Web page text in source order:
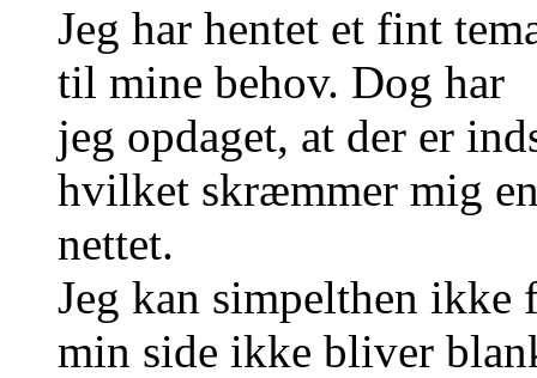
Jeg har hentet et fint
til mine behov. Dog har
jeg opdaget, at der er
hvilket skræmmer mig
nettet.
Jeg kan simpelthen ikke
min side ikke bliver